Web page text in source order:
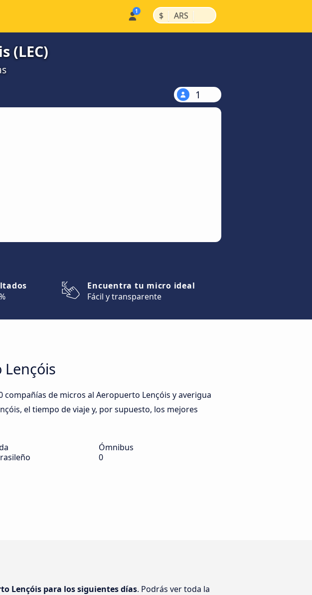
$ | ARS |
(LEC)
1
Encuentra tu micro ideal
Fácil y transparente
de micros al Aeropuerto Lençóis y averigua
el tiempo de viaje y, por supuesto, los mejores
Ómnibus
0
Lençóis para los siguientes días. Podrás ver toda la